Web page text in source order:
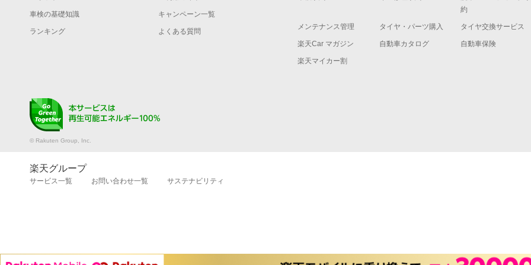
車検の基礎知識 キャンペーン一覧
ランキング よくある質問
約
メンテナンス管理 タイヤ・パーツ購入 タイヤ交換サービス
楽天Car マガジン 自動車カタログ 自動車保険
楽天マイカー割
© Rakuten Group, Inc.
楽天グループ
サービス一覧 お問い合わせ一覧 サステナビリティ